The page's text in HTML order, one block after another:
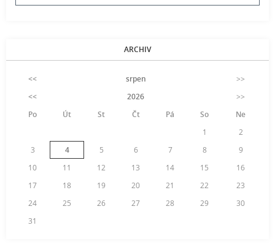
ARCHIV
<< srpen
>>
<<
2026
>>
Po
Út St Čt Pá So
Ne
1
2
3
4 5 6 7 8
9
10
11 12 13 14 15
16
17
18 19 20 21 22
23
24
25 26 27 28 29
30
31